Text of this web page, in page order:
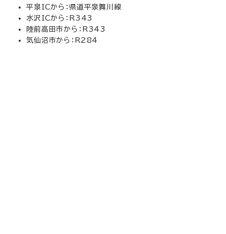
平泉ICから：県道平泉舞川線
水沢ICから：R343
陸前高田市から：R343
気仙沼市から：R284